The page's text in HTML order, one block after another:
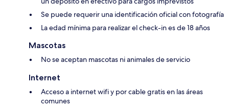
Se puede requerir una identificación oficial con fotografía
La edad mínima para realizar el check-in es de 18 años
Mascotas
No se aceptan mascotas ni animales de servicio
Internet
Acceso a internet wifi y por cable gratis en las áreas
comunes